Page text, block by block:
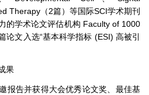
Therapy（2篇）等国际SCI学术期刊
的学术论文评估机构 Faculty of 1000
论文入选“基本科学指标 (ESI) 高被引
果
报告并获得大会优秀论文奖、最佳基